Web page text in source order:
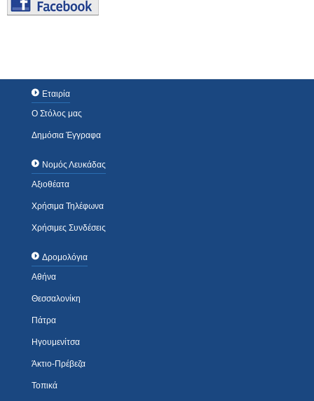
Εταιρία
Ο Στόλος μας
Δημόσια Έγγραφα
Νομός Λευκάδας
Αξιοθέατα
Χρήσιμα Τηλέφωνα
Χρήσιμες Συνδέσεις
Δρομολόγια
Αθήνα
Θεσσαλονίκη
Πάτρα
Ηγουμενίτσα
Άκτιο-Πρέβεζα
Τοπικά